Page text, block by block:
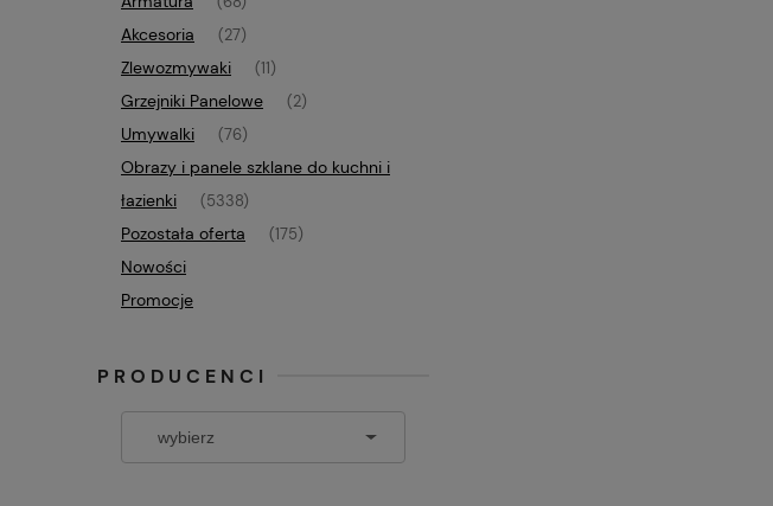
Akcesoria (27)
Zlewozmywaki (11)
Grzejniki Panelowe (2)
Umywalki (76)
Obrazy i panele szklane do kuchni i
łazienki
(5338)
Pozostała oferta (175)
Nowości
Promocje
PRODUCENCI